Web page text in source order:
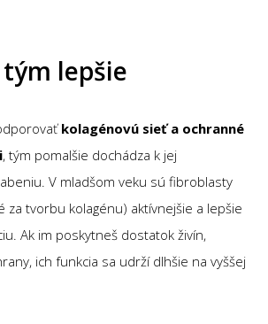
lepšie
kolagénovú sieť a ochranné
, tým pomalšie dochádza k jej
V mladšom veku sú fibroblasty
za tvorbu kolagénu) aktívnejšie a lepšie
Ak im poskytneš dostatok živín,
ich funkcia sa udrží dlhšie na vyššej